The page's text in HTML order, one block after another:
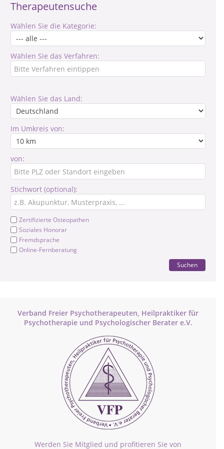
Therapeutensuche
Wählen Sie die Kategorie:
Wählen Sie das Verfahren:
Wählen Sie das Land:
Im Umkreis von:
von:
Stichwort (optional):
Zertifizierte Osteopathen
Soziales Honorar
Fremdsprache
Online-Fernberatung
Suchen
Verband Freier Psychotherapeuten, Heilpraktiker für
Psychotherapie und Psychologischer Berater e.V.
Werden Sie Mitglied und profitieren Sie von